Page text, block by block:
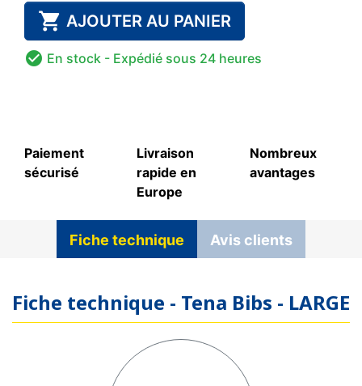
 AJOUTER AU PANIER
 En stock - Expédié sous 24 heures
Paiement
sécurisé
Livraison
rapide en
Europe
Nombreux
avantages
Fiche technique Avis clients
Fiche technique - Tena Bibs - LARGE